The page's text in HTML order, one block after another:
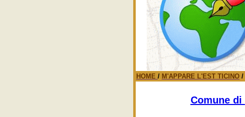
HOME / M'APPARE L'EST TICINO /
Comune di